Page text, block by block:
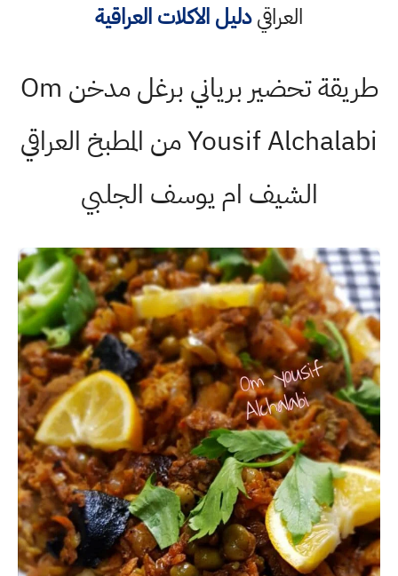
العراقيدليل الاكلات العراقية
طريقة تحضير برياني برغل مدخن Om
Yousif Alchalabi من المطبخ العراقي
الشيف ام يوسف الجلبي